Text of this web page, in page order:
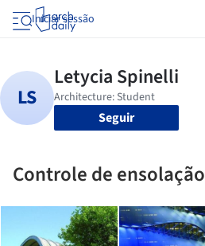
Iniciar sessão
Seguir
Controle de ensolação